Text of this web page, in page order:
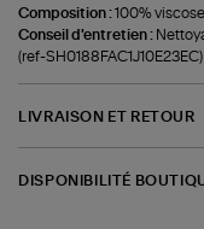
Composition :100% viscose.
Conseil d'entretien :
(ref-SH0188FAC1J10E23EC)
LIVRAISON ET RETOUR
DISPONIBILITÉ